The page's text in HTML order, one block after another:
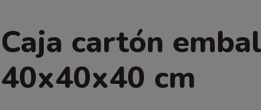
Caja cartón
40x40x40 cm